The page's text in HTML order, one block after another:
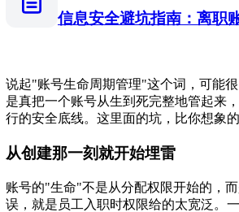
信息安全避坑指南：离职
说起"账号生命周期管理"这个词，可能
是真把一个账号从生到死完整地管起来
行的安全底线。这里面的坑，比你想象的
从创建那一刻就开始埋雷
账号的"生命"不是从分配权限开始的，
误，就是员工入职时权限给的太宽泛。